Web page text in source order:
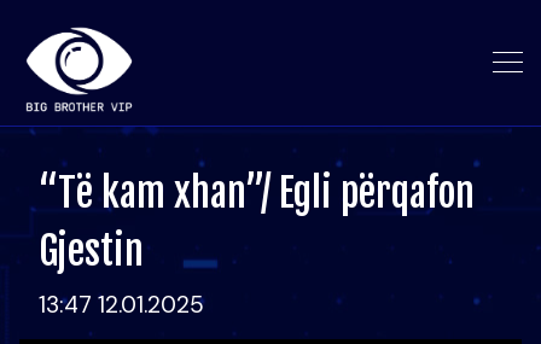
“Të kam xhan”/ Egli përqafon
Gjestin
13:47 12.01.2025